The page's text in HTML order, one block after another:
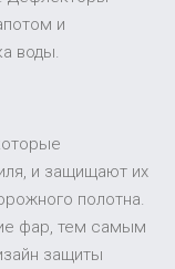
и
воды.
и защищают их
полотна.
фар, тем самым
защиты